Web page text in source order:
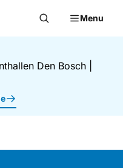
Menu
Den Bosch